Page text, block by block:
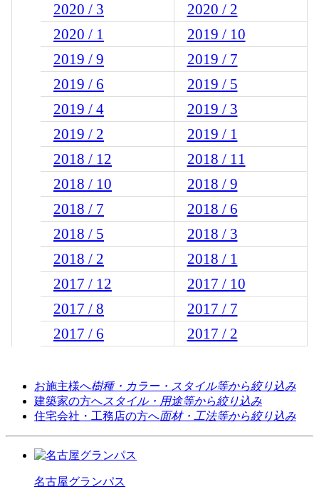
2020 / 3
2020 / 2
2020 / 1
2019 / 10
2019 / 9
2019 / 7
2019 / 6
2019 / 5
2019 / 4
2019 / 3
2019 / 2
2019 / 1
2018 / 12
2018 / 11
2018 / 10
2018 / 9
2018 / 7
2018 / 6
2018 / 5
2018 / 3
2018 / 2
2018 / 1
2017 / 12
2017 / 10
2017 / 8
2017 / 7
2017 / 6
2017 / 2
お施主様へ樹種・カラー・スタイル等から絞り込み
建築家の方へ スタイル・用途等から絞り込み
住宅会社・工務店の方へ面材・工法等から絞り込み
名古屋グランパス